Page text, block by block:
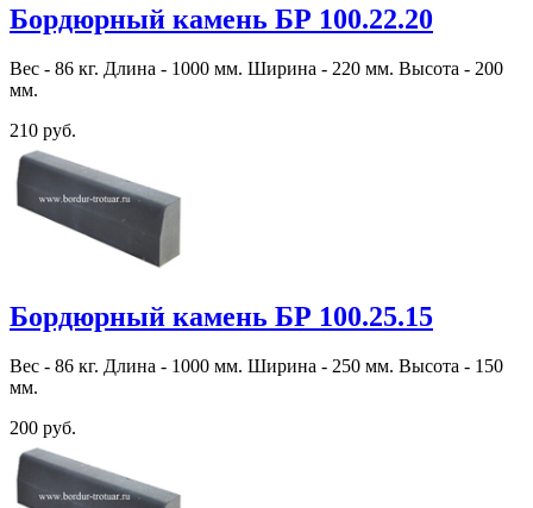
Бордюрный камень БР 100.22.20
Вес - 86 кг. Длина - 1000 мм. Ширина - 220 мм. Высота - 200
мм.
210 руб.
Бордюрный камень БР 100.25.15
Вес - 86 кг. Длина - 1000 мм. Ширина - 250 мм. Высота - 150
мм.
200 руб.